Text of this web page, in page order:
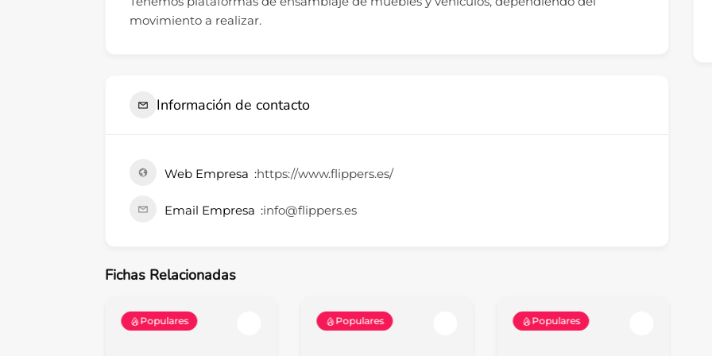
movimiento a realizar.
Información de contacto
Web Empresa https://www.flippers.es/
Email Empresa info@flippers.es
Fichas Relacionadas
Populares Populares Populares